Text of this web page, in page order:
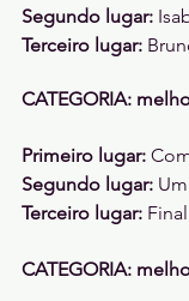
Segundo lugar:
Terceiro lugar:
CATEGORIA:
Primeiro lugar:
Segundo lugar:
Terceiro lugar:
CATEGORIA: